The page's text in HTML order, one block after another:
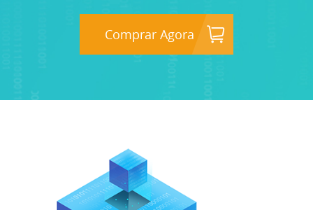
Comprar Agora